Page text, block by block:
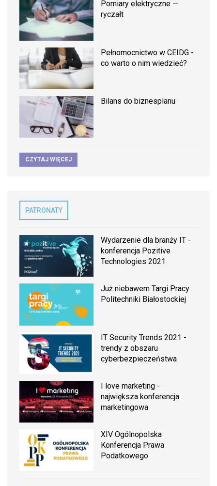
Pomiary elektryczne —
ryczałt
Pełnomocnictwo w CEIDG -
co warto o nim wiedzieć?
Bilans do biznesplanu
CZYTAJ WIĘCEJ
PATRONATY
Wydarzenie dla branży IT -
konferencja Pozitive
Technologies 2021
Już niebawem Targi Pracy
Politechniki Białostockiej
IT Security Trends 2021 -
trendy z obszaru
cyberbezpieczeństwa
I love marketing -
największa konferencja
marketingowa
XIV Ogólnopolska
Konferencja Prawa
Podatkowego